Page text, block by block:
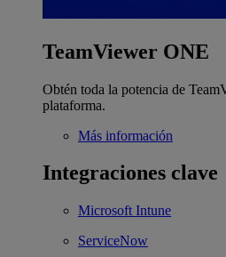
TeamViewer ONE
Obtén toda la potencia de
plataforma.
Más información
Integraciones clave
Microsoft Intune
ServiceNow